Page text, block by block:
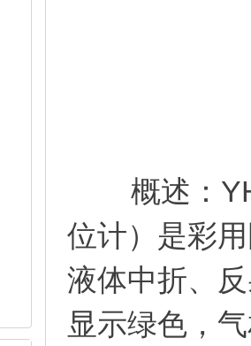
概述：
位计）是彩
液体中折、
显示绿色，